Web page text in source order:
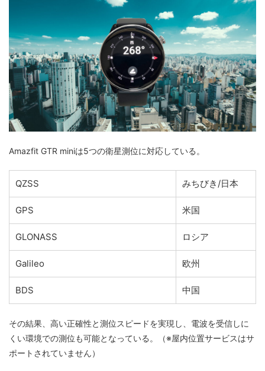
Amazfit GTR miniは5つの衛星測位に対応している。
QZSS みちびき/日本
GPS 米国
GLONASS ロシア
Galileo 欧州
BDS 中国
その結果、高い正確性と測位スピードを実現し、電波を受信しに
くい環境での測位も可能となっている。（※屋内位置サービスはサ
ポートされていません）